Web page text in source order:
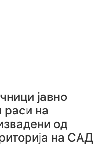
јавно
раси на
од
на САД